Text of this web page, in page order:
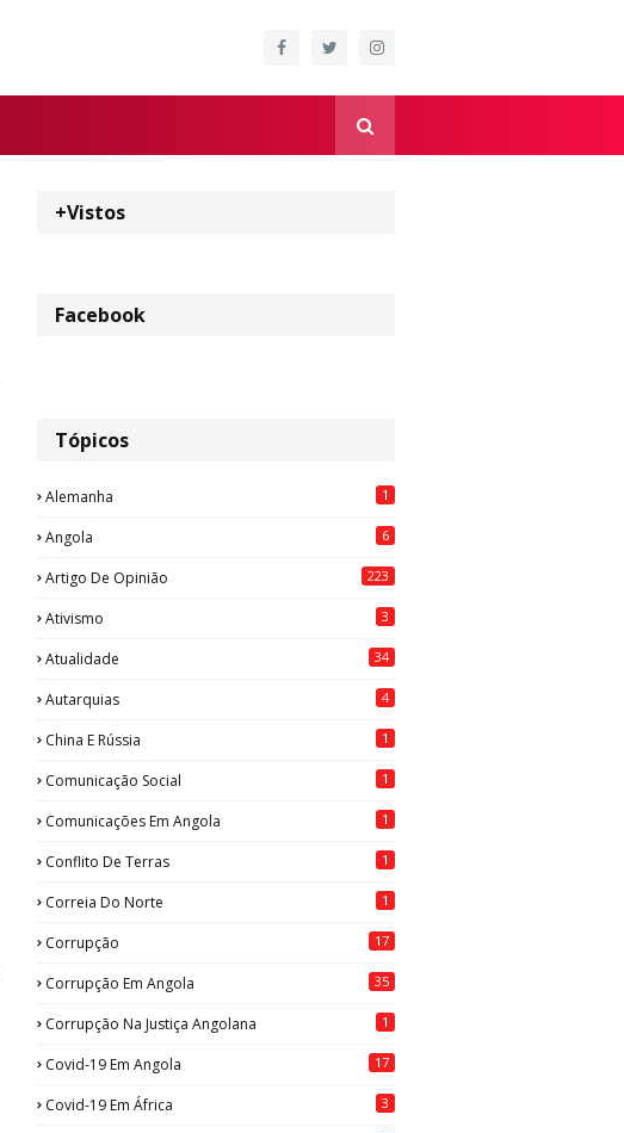
+Vistos
Facebook
Tópicos
Alemanha 1
Angola 6
Artigo De Opinião 223
Ativismo 3
Atualidade 34
Autarquias 4
China E Rússia 1
Comunicação Social 1
Comunicações Em Angola 1
Conflito De Terras 1
Correia Do Norte 1
Corrupção 17
Corrupção Em Angola 35
Corrupção Na Justiça Angolana 1
Covid-19 Em Angola 17
Covid-19 Em África 3